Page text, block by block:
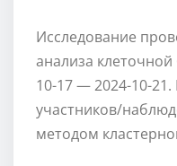
Исследование
анализа
10-17 — 2024-10-
участников/
методом